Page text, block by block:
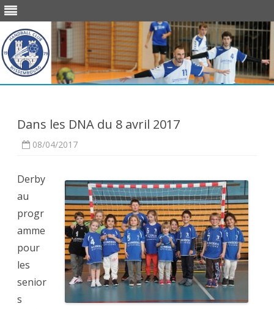
Dans les DNA du 8 avril 2017
08/04/2017
Derby
au
progr
amme
pour
les
senior
s